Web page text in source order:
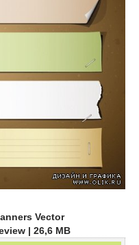
Vector
| 26,6 MB